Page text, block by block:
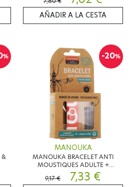
AÑADIR A LA CESTA
%
&
-20%
MANOUKA
MANOUKA BRACELET ANTI
MOUSTIQUES ADULTE +
RECHARGE !!COLORIS AU CHOIX!!
9,17 € 7,33 €